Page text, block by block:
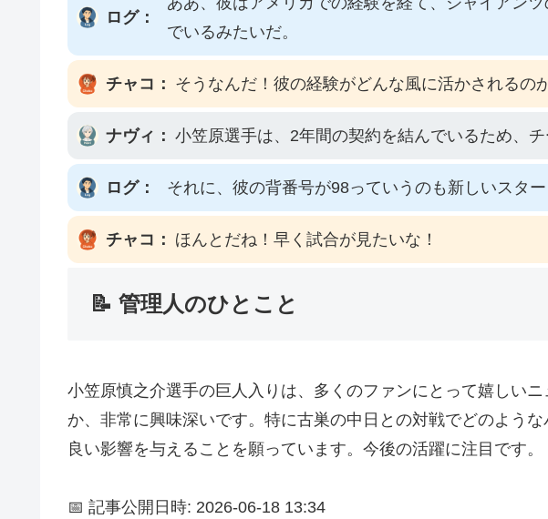
ログ：
でいるみたいだ。
チャコ： そうなんだ！彼の経験がどんな風に活かされるの
ナヴィ： 小笠原選手は、2年間の契約を結んでいるため、
ログ： それに、彼の背番号が98っていうのも新しいスター
チャコ： ほんとだね！早く試合が見たいな！
📝 管理人のひとこと
小笠原慎之介選手の巨人入りは、多くのファンにとって嬉しい
か、非常に興味深いです。特に古巣の中日との対戦でどのよう
良い影響を与えることを願っています。今後の活躍に注目です。
📅 記事公開日時: 2026-06-18 13:34